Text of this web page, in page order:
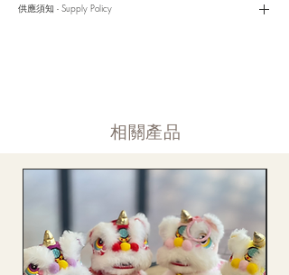
貨後，我們都會有同事跟進。可就客戶方便，以指不同的方式與
供應須知 - Supply Policy
​相關產品